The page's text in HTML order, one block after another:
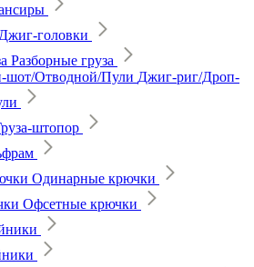
Джиг-головки
Разборные груза
Джиг-риг/Дроп-
штопор
Одинарные крючки
Офсетные крючки